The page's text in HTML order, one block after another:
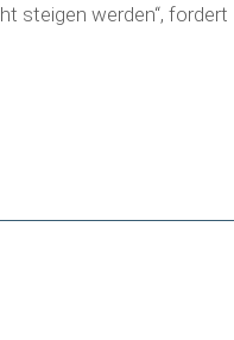
steigen werden“, fordert